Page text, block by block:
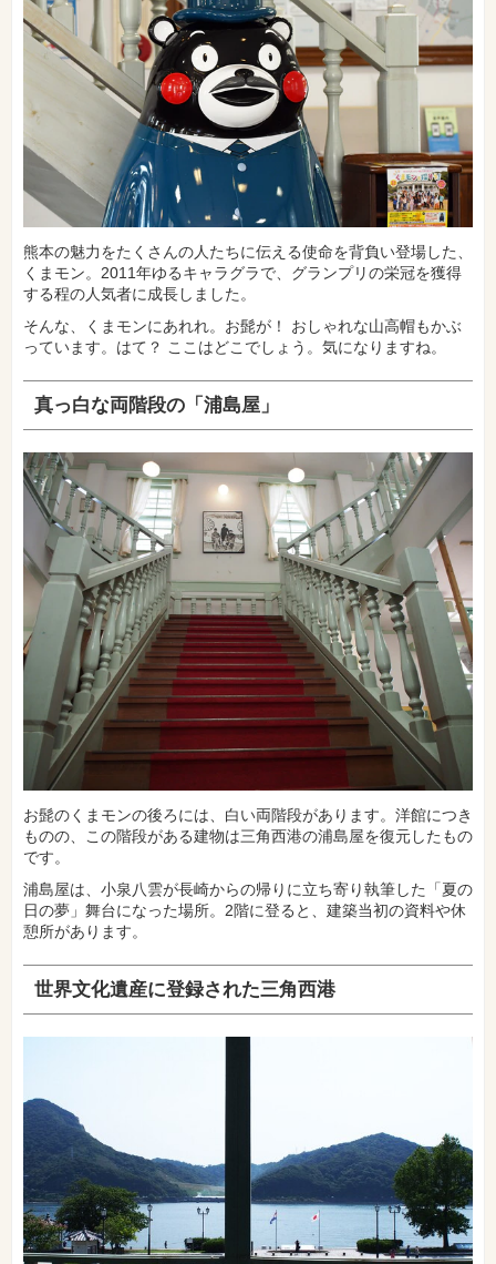
熊本の魅力をたくさんの人たちに伝える使命を背負い登場した、
くまモン。2011年ゆるキャラグラで、グランプリの栄冠を獲得
する程の人気者に成長しました。
そんな、くまモンにあれれ。お髭が！ おしゃれな山高帽もかぶ
っています。はて？ ここはどこでしょう。気になりますね。
真っ白な両階段の「浦島屋」
お髭のくまモンの後ろには、白い両階段があります。洋館につき
ものの、この階段がある建物は三角西港の浦島屋を復元したもの
です。
浦島屋は、小泉八雲が長崎からの帰りに立ち寄り執筆した「夏の
日の夢」舞台になった場所。2階に登ると、建築当初の資料や休
憩所があります。
世界文化遺産に登録された三角西港